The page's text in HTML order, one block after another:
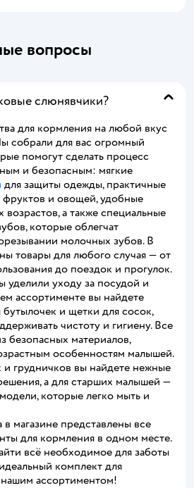
вопросы
слюнявчики?
для кормления на любой вкус
собрали для вас огромный
помогут сделать процесс
и безопасным: мягкие
для защиты одежды, практичные
фруктов и овощей, удобные
возрастов, а также специальные
которые облегчат
молочных зубов. В
товары для любого случая — от
до поездок и прогулок.
уходу за посудой и
ассортименте вы найдете
и щетки для сосок,
чистоту и гигиену. Все
безопасных материалов,
особенностям малышей.
грудничков вы найдете нежные
а для старших малышей —
которые легко мыть и
магазине представлены все
для кормления в одном месте.
всё необходимое для заботы
комплект для
ассортиментом!